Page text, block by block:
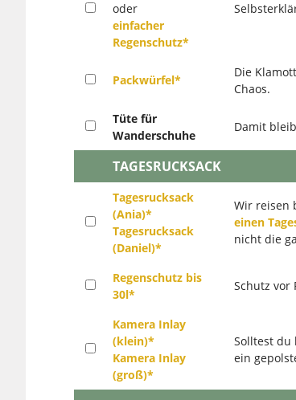
oder
einfacher
Regenschutz*
Packwürfel*
Die
Chaos.
Tüte für
Wanderschuhe
Damit
TAGESRUCKSACK
Tagesrucksack
(Ania)*
Tagesrucksack
(Daniel)*
Wir reisen
einen
nicht die
Regenschutz bis
30l*
Schutz vor
Kamera Inlay
(klein)*
Kamera Inlay
(groß)*
Solltest du
ein